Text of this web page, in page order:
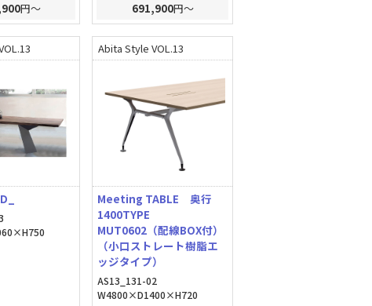
円～ 691,900円～
Abita Style VOL.13
Meeting TABLE 奥行
1400TYPE
MUT0602（配線BOX付）
（小口ストレート樹脂エ
ッジタイプ）
AS13_131-02
W4800×D1400×H720